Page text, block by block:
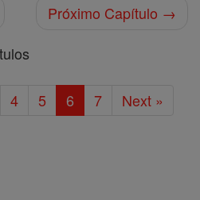
Próximo Capítulo →
4 5 6 7 Next »